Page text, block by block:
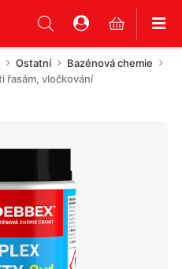
Ostatní
Bazénová chemie
řasám, vločkování